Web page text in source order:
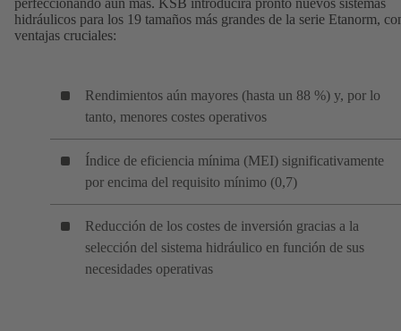
hidráulicos para los 19 tamaños más grandes de la serie Etanorm,
ventajas cruciales:
Rendimientos aún mayores (hasta un 88 %) y, por lo
tanto, menores costes operativos
Índice de eficiencia mínima (MEI) significativamente
por encima del requisito mínimo (0,7)
Reducción de los costes de inversión gracias a la
selección del sistema hidráulico en función de sus
necesidades operativas